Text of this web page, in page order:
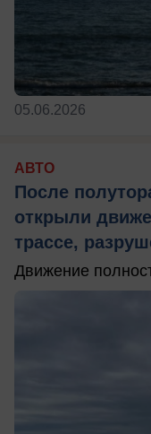
05.06.2026
АВТО
После
открыли
трассе,
Движение